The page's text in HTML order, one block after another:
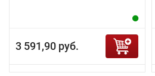
3 591,90 руб.